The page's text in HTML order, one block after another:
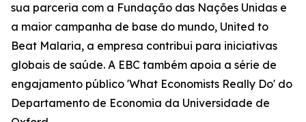
sua parceria com a Fundação das Nações Unidas e
a maior campanha de base do mundo, United to
Beat Malaria, a empresa contribui para iniciativas
globais de saúde. A EBC também apoia a série de
engajamento público 'What Economists Really Do' do
Departamento de Economia da Universidade de